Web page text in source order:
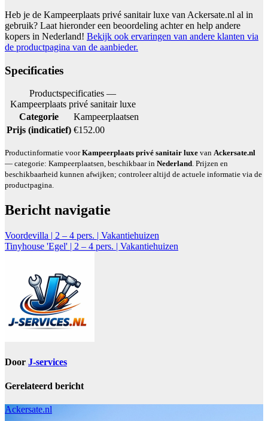
Heb je de Kampeerplaats privé sanitair luxe van Ackersate.nl al in
gebruik? Laat hieronder een beoordeling achter en help andere
kopers in Nederland! Bekijk ook ervaringen van andere klanten via
de productpagina van de aanbieder.
Specificaties
Productspecificaties —
Kampeerplaats privé sanitair luxe
Categorie
Kampeerplaatsen
Prijs (indicatief) €152.00
Productinformatie voorKampeerplaats privé sanitair luxe van Ackersate.nl
— categorie: Kampeerplaatsen, beschikbaar in Nederland. Prijzen en
beschikbaarheid kunnen afwijken; controleer altijd de actuele informatie via de
productpagina.
Bericht navigatie
Voordevilla | 2 – 4 pers. | Vakantiehuizen
Tinyhouse 'Egel' | 2 – 4 pers. | Vakantiehuizen
Door J-services
Gerelateerd bericht
Ackersate.nl